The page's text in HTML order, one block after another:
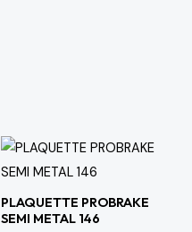
PLAQUETTE PROBRAKE
SEMI METAL 146